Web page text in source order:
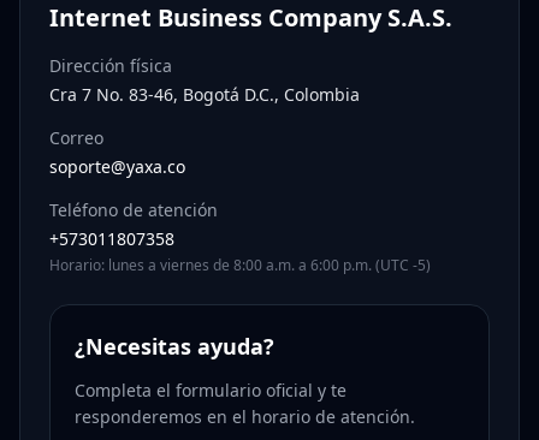
Internet Business Company S.A.S.
Dirección física
Cra 7 No. 83-46, Bogotá D.C., Colombia
Correo
soporte@yaxa.co
Teléfono de atención
+573011807358
Horario: lunes a viernes de 8:00 a.m. a 6:00 p.m. (UTC -5)
¿Necesitas ayuda?
Completa el formulario oficial y te
responderemos en el horario de atención.